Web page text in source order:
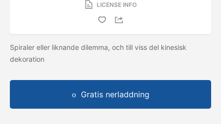
LICENSE INFO
Spiraler eller liknande dilemma, och till viss del kinesisk
dekoration
Gratis nerladdning